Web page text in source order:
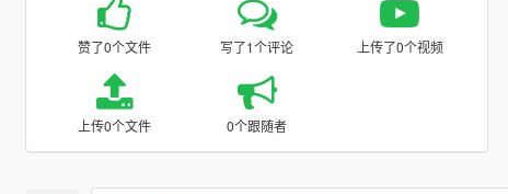
赞了0个文件 写了1个评论 上传了0个视频
上传0个文件 0个跟随者